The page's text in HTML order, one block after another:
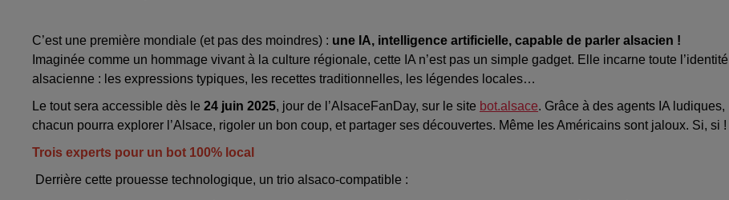
C’est une première mondiale (et pas des moindres) : une IA, intelligence artificielle, capable de parler alsacien !
Imaginée comme un hommage vivant à la culture régionale, cette IA n’est pas un simple gadget. Elle incarne toute l’identité
alsacienne : les expressions typiques, les recettes traditionnelles, les légendes locales…
Le tout sera accessible dès le 24 juin 2025, jour de l’AlsaceFanDay, sur le site bot.alsace. Grâce à des agents IA ludiques,
chacun pourra explorer l’Alsace, rigoler un bon coup, et partager ses découvertes. Même les Américains sont jaloux. Si, si !
Trois experts pour un bot 100% local
Derrière cette prouesse technologique, un trio alsaco-compatible :